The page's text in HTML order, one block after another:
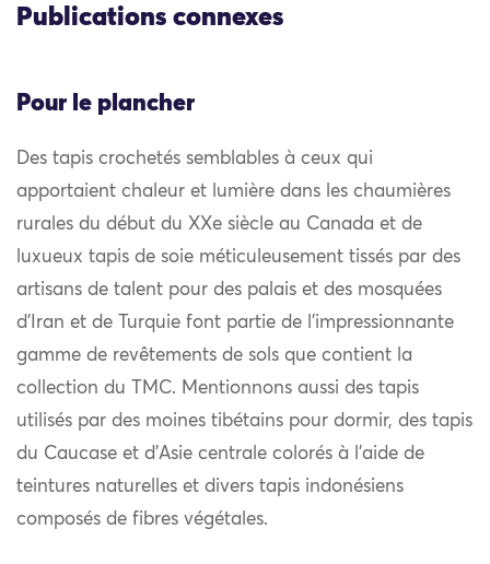
Publications connexes
Pour le plancher
Des tapis crochetés semblables à ceux qui
apportaient chaleur et lumière dans les chaumières
rurales du début du XXe siècle au Canada et de
luxueux tapis de soie méticuleusement tissés par des
artisans de talent pour des palais et des mosquées
d’Iran et de Turquie font partie de l’impressionnante
gamme de revêtements de sols que contient la
collection du TMC. Mentionnons aussi des tapis
utilisés par des moines tibétains pour dormir, des tapis
du Caucase et d’Asie centrale colorés à l’aide de
teintures naturelles et divers tapis indonésiens
composés de fibres végétales.